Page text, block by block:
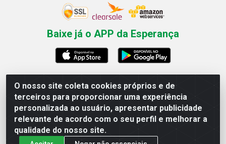
O nosso site coleta cookies próprios e de
terceiros para proporcionar uma experiência
personalizada ao usuário, apresentar publicidade
relevante de acordo com o seu perfil e melhorar a
qualidade do nosso site.
Baixe já o APP da Esperança
Esperança Nordeste - Rua Professor Caldas Filho, 291 -
Estância - Recife / PE CEP: 50771-335 - CNPJ
03.666.136/0001-23